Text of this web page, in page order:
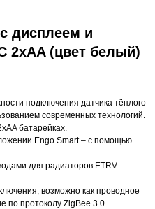
дисплеем и
2xAA (цвет белый)
подключения датчика тёплого
современных технологий.
батарейках.
Engo Smart – с помощью
для радиаторов ETRV.
возможно как проводное
по протоколу ZigBee 3.0.